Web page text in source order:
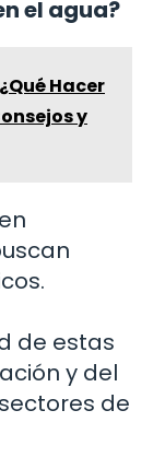
el agua?
¿Qué Hacer
y
de estas
y del
de